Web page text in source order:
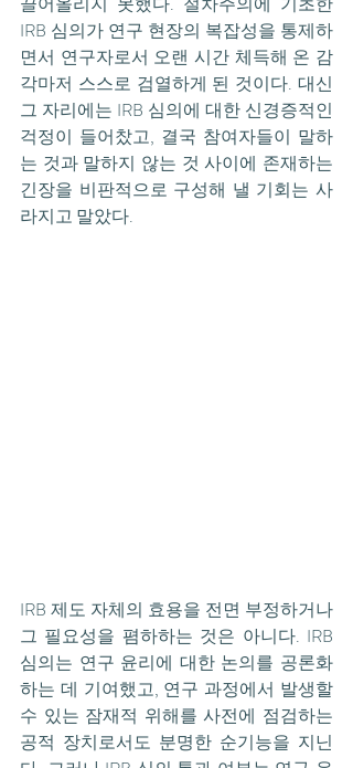
IRB 심의가 연구 현장의 복잡성을 통제하
면서 연구자로서 오랜 시간 체득해 온 감
각마저 스스로 검열하게 된 것이다. 대신
그 자리에는 IRB 심의에 대한 신경증적인
걱정이 들어찼고, 결국 참여자들이 말하
는 것과 말하지 않는 것 사이에 존재하는
긴장을 비판적으로 구성해 낼 기회는 사
라지고 말았다.
IRB 제도 자체의 효용을 전면 부정하거나
그 필요성을 폄하하는 것은 아니다. IRB
심의는 연구 윤리에 대한 논의를 공론화
하는 데 기여했고, 연구 과정에서 발생할
수 있는 잠재적 위해를 사전에 점검하는
공적 장치로서도 분명한 순기능을 지닌